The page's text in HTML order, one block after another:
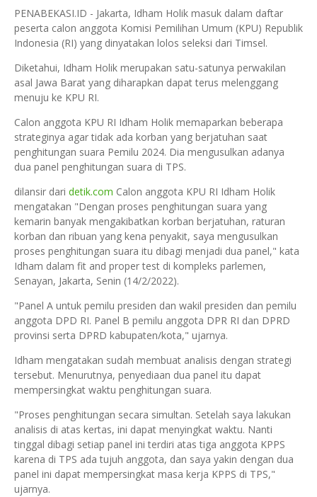
PENABEKASI.ID - Jakarta, Idham Holik masuk dalam daftar
peserta calon anggota Komisi Pemilihan Umum (KPU) Republik
Indonesia (RI) yang dinyatakan lolos seleksi dari Timsel.
Diketahui, Idham Holik merupakan satu-satunya perwakilan
asal Jawa Barat yang diharapkan dapat terus melenggang
menuju ke KPU RI.
Calon anggota KPU RI Idham Holik memaparkan beberapa
strateginya agar tidak ada korban yang berjatuhan saat
penghitungan suara Pemilu 2024. Dia mengusulkan adanya
dua panel penghitungan suara di TPS.
dilansir dari detik.com Calon anggota KPU RI Idham Holik
mengatakan "Dengan proses penghitungan suara yang
kemarin banyak mengakibatkan korban berjatuhan, raturan
korban dan ribuan yang kena penyakit, saya mengusulkan
proses penghitungan suara itu dibagi menjadi dua panel," kata
Idham dalam fit and proper test di kompleks parlemen,
Senayan, Jakarta, Senin (14/2/2022).
"Panel A untuk pemilu presiden dan wakil presiden dan pemilu
anggota DPD RI. Panel B pemilu anggota DPR RI dan DPRD
provinsi serta DPRD kabupaten/kota," ujarnya.
Idham mengatakan sudah membuat analisis dengan strategi
tersebut. Menurutnya, penyediaan dua panel itu dapat
mempersingkat waktu penghitungan suara.
"Proses penghitungan secara simultan. Setelah saya lakukan
analisis di atas kertas, ini dapat menyingkat waktu. Nanti
tinggal dibagi setiap panel ini terdiri atas tiga anggota KPPS
karena di TPS ada tujuh anggota, dan saya yakin dengan dua
panel ini dapat mempersingkat masa kerja KPPS di TPS,"
ujarnya.